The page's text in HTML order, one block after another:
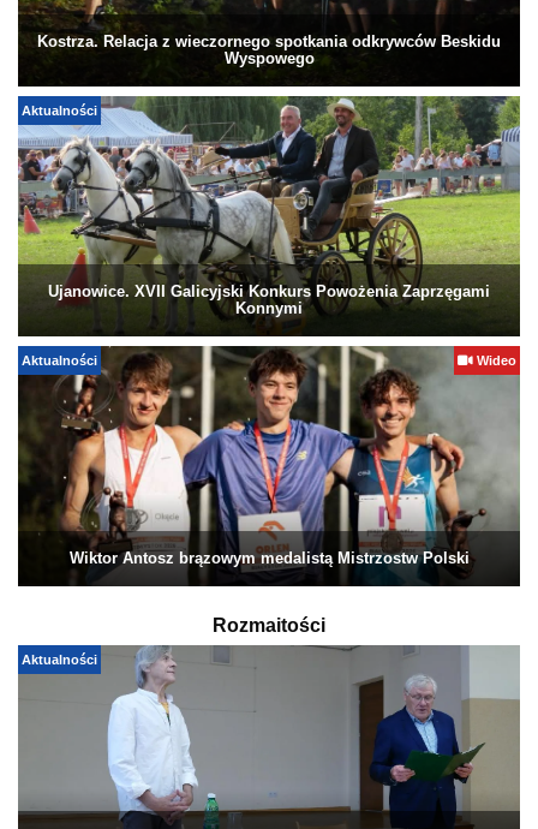
Kostrza. Relacja z wieczornego spotkania odkrywców Beskidu
Wyspowego
Aktualności
Ujanowice. XVII Galicyjski Konkurs Powożenia Zaprzęgami
Konnymi
Aktualności Wideo
Wiktor Antosz brązowym medalistą Mistrzostw Polski
Rozmaitości
Aktualności